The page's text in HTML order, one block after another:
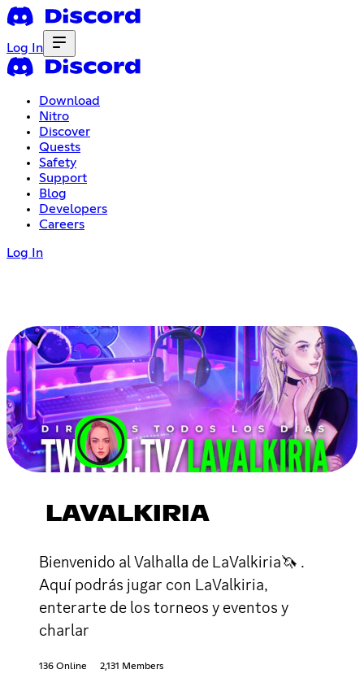
Log In
Download
Nitro
Discover
Quests
Safety
Support
Blog
Developers
Careers
Log In
LAVALKIRIA
Bienvenido al Valhalla de LaValkiria🦄 .
Aquí podrás jugar con LaValkiria,
enterarte de los torneos y eventos y
charlar
136 Online 2,131 Members